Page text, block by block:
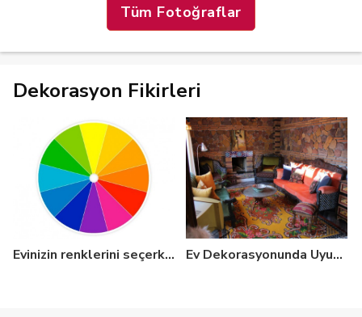
Tüm Fotoğraflar
Dekorasyon Fikirleri
Evinizin renklerini seçerken büyük kolaylık: Renk Çarkı Ev Dekorasyonunda Uyumlu Renkler Nasıl Olur? 10 Temel Kural